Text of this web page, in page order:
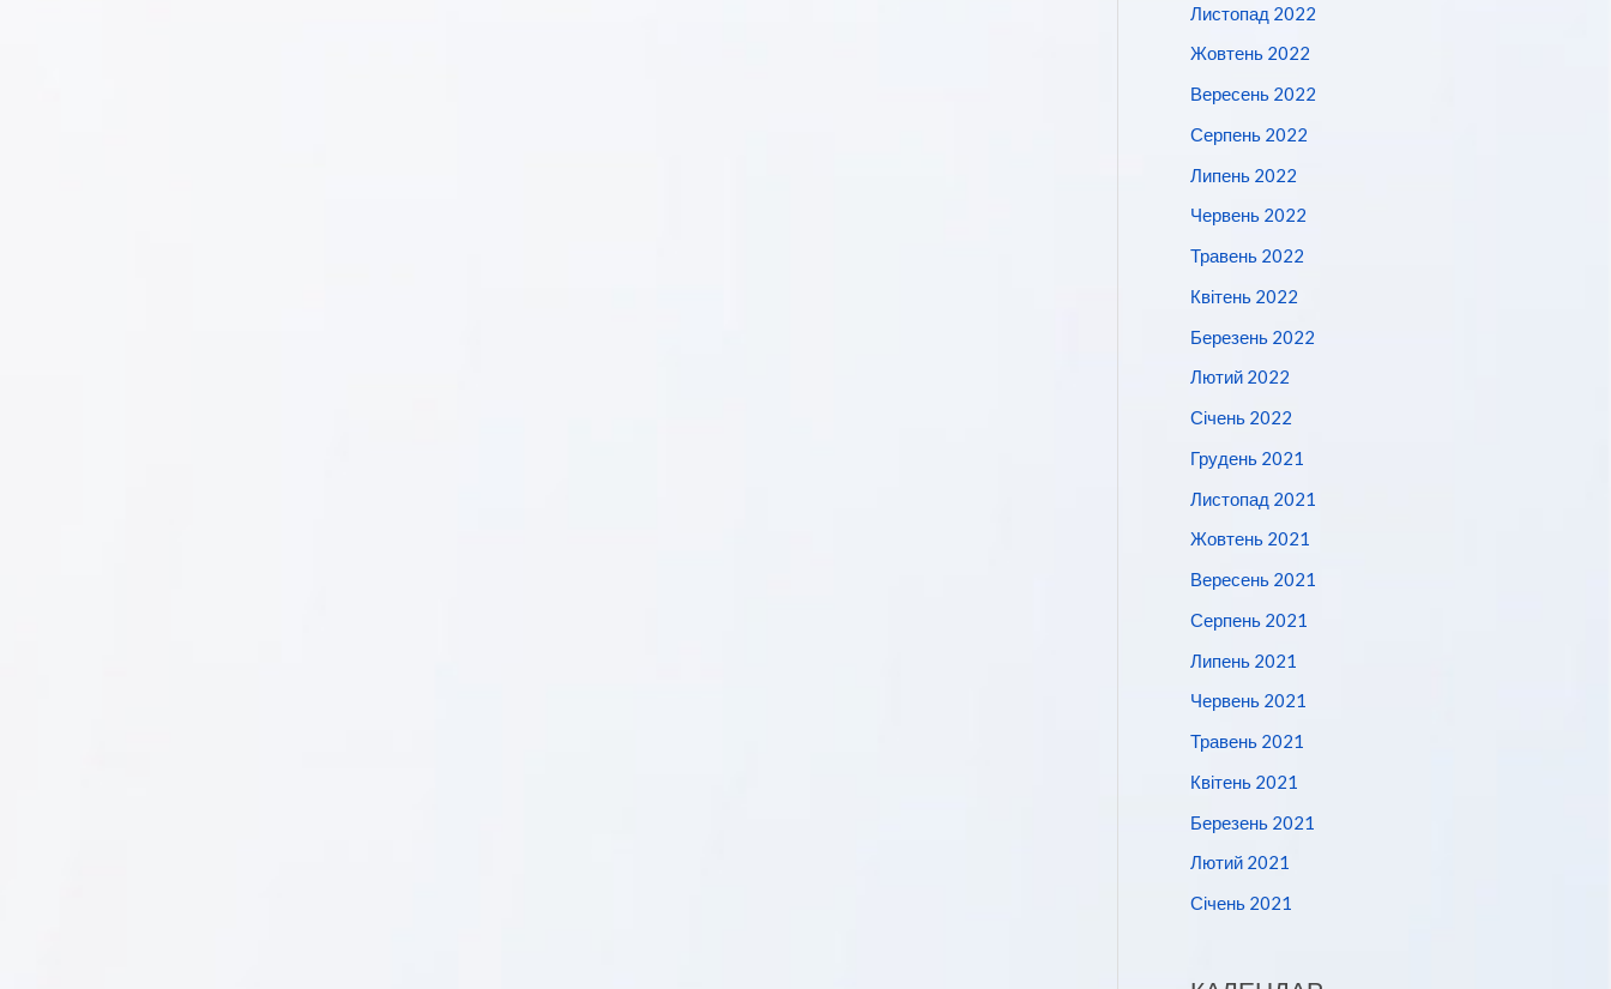
Листопад 2022
Жовтень 2022
Вересень 2022
Серпень 2022
Липень 2022
Червень 2022
Травень 2022
Квітень 2022
Березень 2022
Лютий 2022
Січень 2022
Грудень 2021
Листопад 2021
Жовтень 2021
Вересень 2021
Серпень 2021
Липень 2021
Червень 2021
Травень 2021
Квітень 2021
Березень 2021
Лютий 2021
Січень 2021